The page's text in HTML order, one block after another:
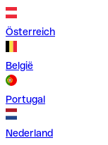
Österreich
België
Portugal
Nederland